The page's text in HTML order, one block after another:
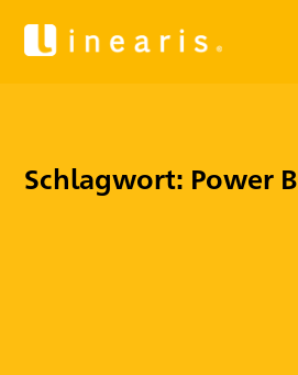
Schlagwort: Power